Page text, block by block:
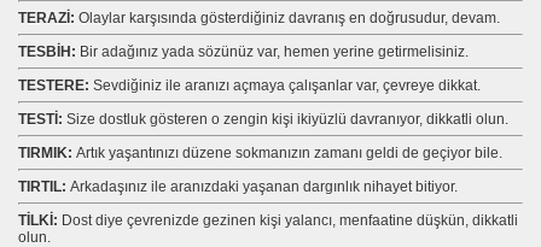
TERAZİ: Olaylar karşısında gösterdiğiniz davranış en doğrusudur, devam.
TESBİH: Bir adağınız yada sözünüz var, hemen yerine getirmelisiniz.
TESTERE: Sevdiğiniz ile aranızı açmaya çalışanlar var, çevreye dikkat.
TESTİ: Size dostluk gösteren o zengin kişi ikiyüzlü davranıyor, dikkatli olun.
TIRMIK: Artık yaşantınızı düzene sokmanızın zamanı geldi de geçiyor bile.
TIRTIL: Arkadaşınız ile aranızdaki yaşanan dargınlık nihayet bitiyor.
TİLKİ: Dost diye çevrenizde gezinen kişi yalancı, menfaatine düşkün, dikkatli
olun.